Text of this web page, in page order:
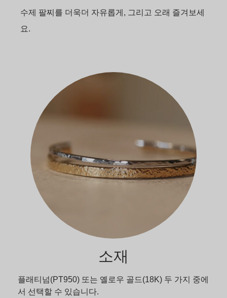
수제 팔찌를 더욱더 자유롭게, 그리고 오래 즐겨보세
요.
소재
플래티넘(PT950) 또는 옐로우 골드(18K) 두 가지 중에
서 선택할 수 있습니다.